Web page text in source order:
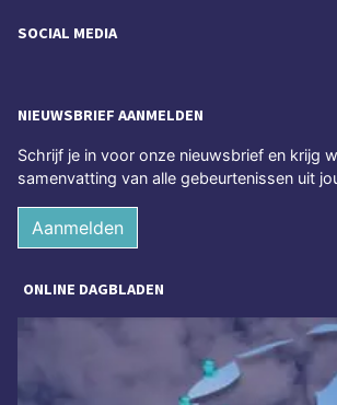
SOCIAL MEDIA
NIEUWSBRIEF AANMELDEN
Schrijf je in voor onze nieuwsbrief en krijg
samenvatting van alle gebeurtenissen uit
Aanmelden
ONLINE DAGBLADEN